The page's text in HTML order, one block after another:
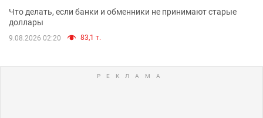
Что делать, если банки и обменники не принимают старые
доллары
9.08.2026 02:20 83,1 т.